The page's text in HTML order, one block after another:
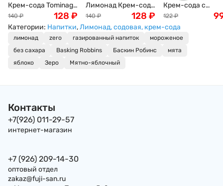
Крем-сода Tominaga
со вкусом йогурта,
Япония, 350мл
140 ₽ 128 ₽
Лимонад Крем-сода
со вкусом Дыни
"Томинага"
Tominaga, 350 мл,
Япония
140 ₽ 128 ₽
Крем-сода с
виноградным
вкусом Томинага
350мл
122 ₽
Категории: Напитки,Лимонад, содовая, крем-сода
лимонад zero газированный напиток
мороженое
без сахара
Basking Robbins Баскин Робинс
мята
яблоко
Зеро Мятно-яблочный
Контакты
+7(926) 011-29-57
интернет-магазин
+7 (926) 209-14-30
оптовый отдел
zakaz@fuji-san.ru